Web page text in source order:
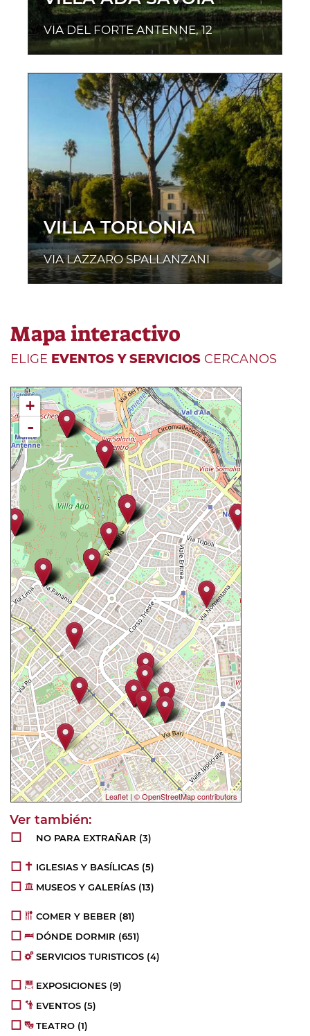
VIA DEL FORTE ANTENNE, 12
VILLA TORLONIA
VIA LAZZARO SPALLANZANI
Mapa interactivo
ELIGE EVENTOS Y SERVICIOS CERCANOS
+
-
Leaflet |© OpenStreetMap contributors
NO PARA EXTRAÑAR (3)
IGLESIAS Y BASÍLICAS (5)
MUSEOS Y GALERÍAS (13)
COMER Y BEBER (81)
DÓNDE DORMIR (651)
SERVICIOS TURISTICOS (4)
EXPOSICIONES (9)
EVENTOS (5)
TEATRO (1)